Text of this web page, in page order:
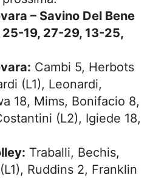
– Savino Del Bene
19, 27-29, 13-25,
Cambi 5, Herbots
(L1), Leonardi,
18, Mims, Bonifacio 8,
(L2), Igiede 18,
Traballi, Bechis,
Ruddins 2, Franklin